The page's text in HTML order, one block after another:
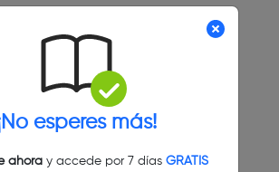
esperes más!
ahoray accede por 7 días GRATIS